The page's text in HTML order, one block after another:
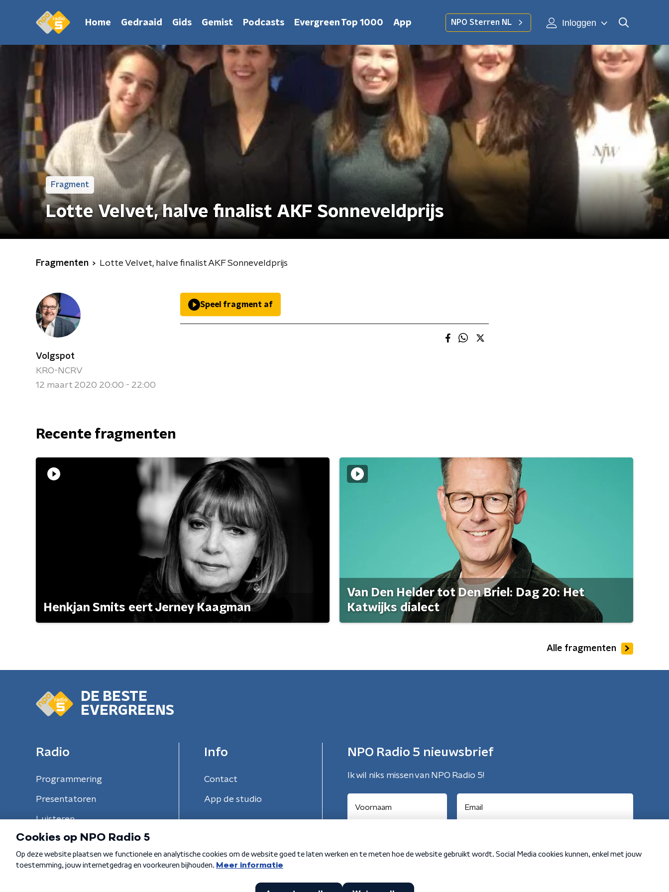
Home Gedraaid Gids Gemist Podcasts Evergreen Top 1000 App NPO Sterren NL Inloggen
Fragment
Lotte Velvet, halve finalist AKF Sonneveldprijs
Fragmenten Lotte Velvet, halve finalist AKF Sonneveldprijs
Volgspot
KRO-NCRV
12 maart 2020 20:00 - 22:00
Speel fragment af
Recente fragmenten
Henkjan Smits eert Jerney Kaagman
Van Den Helder tot Den Briel: Dag 20: Het
Katwijks dialect
Alle fragmenten
DE BESTE
EVERGREENS
Radio
Programmering
Presentatoren
Luisteren
Info
Contact
App de studio
NPO Radio 5 nieuwsbrief
Ik wil niks missen van NPO Radio 5!
Algemene voorwaarden Privacybeleid